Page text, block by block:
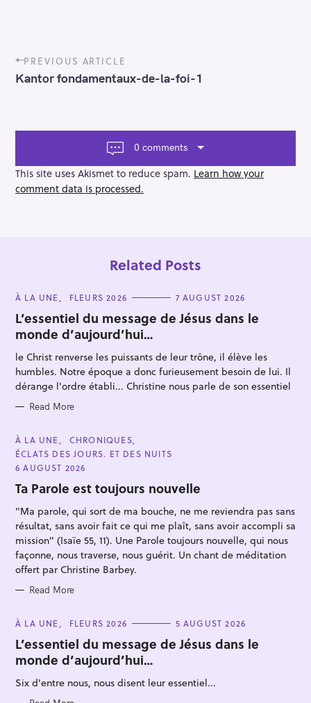
P
o
s
a
g
a
t
PREVIOUS ARTICLE
Kantor fondamentaux-de-la-foi-1
0 comments
This site uses Akismet to reduce spam. Learn how your
comment data is processed.
Related Posts
C
T
E
G
O
R
I
E
S
À LA UNE FLEURS 2026 7 AUGUST 2026
L’essentiel du message de Jésus dans le
monde d’aujourd’hui…
le Christ renverse les puissants de leur trône, il élève les
humbles. Notre époque a donc furieusement besoin de lui. Il
dérange l'ordre établi... Christine nous parle de son essentiel
Read More
C
A
T
E
G
O
R
E
À LA UNE
CHRONIQUES
ÉCLATS DES JOURS. ET DES NUITS
6 AUGUST 2026
Ta Parole est toujours nouvelle
"Ma parole, qui sort de ma bouche, ne me reviendra pas sans
résultat, sans avoir fait ce qui me plaît, sans avoir accompli sa
mission" (Isaïe 55, 11). Une Parole toujours nouvelle, qui nous
façonne, nous traverse, nous guérit. Un chant de méditation
offert par Christine Barbey.
Read More
C
T
E
G
O
R
I
À LA UNE FLEURS 2026 5 AUGUST 2026
L’essentiel du message de Jésus dans le
monde d’aujourd’hui…
Six d'entre nous, nous disent leur essentiel...
S
e
r
c
f
o
r
: